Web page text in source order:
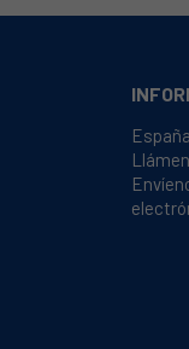
España